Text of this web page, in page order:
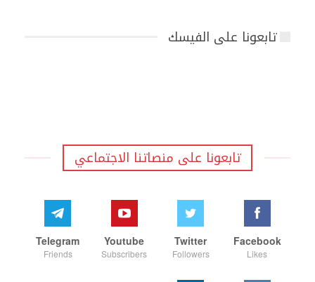
تابعونا على الفيسك
تابعونا على منصاتنا الاجتماعي
Facebook
Likes
Twitter
Followers
Youtube
Subscribers
Telegram
Friends